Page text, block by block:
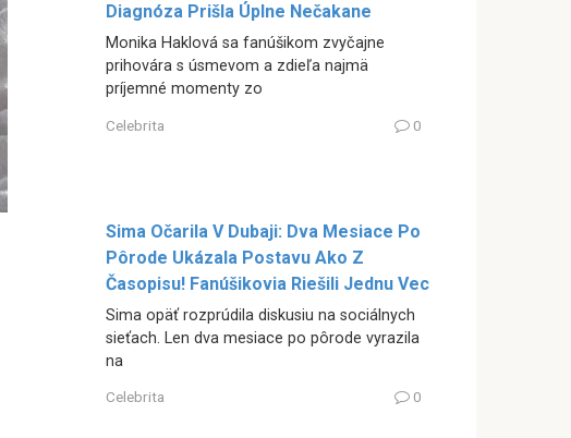
Diagnóza Prišla Úplne Nečakane
Monika Haklová sa fanúšikom zvyčajne
prihovára s úsmevom a zdieľa najmä
príjemné momenty zo
Celebrita 0
Sima Očarila V Dubaji: Dva Mesiace Po
Pôrode Ukázala Postavu Ako Z
Časopisu! Fanúšikovia Riešili Jednu Vec
Sima opäť rozprúdila diskusiu na sociálnych
sieťach. Len dva mesiace po pôrode vyrazila
na
Celebrita 0